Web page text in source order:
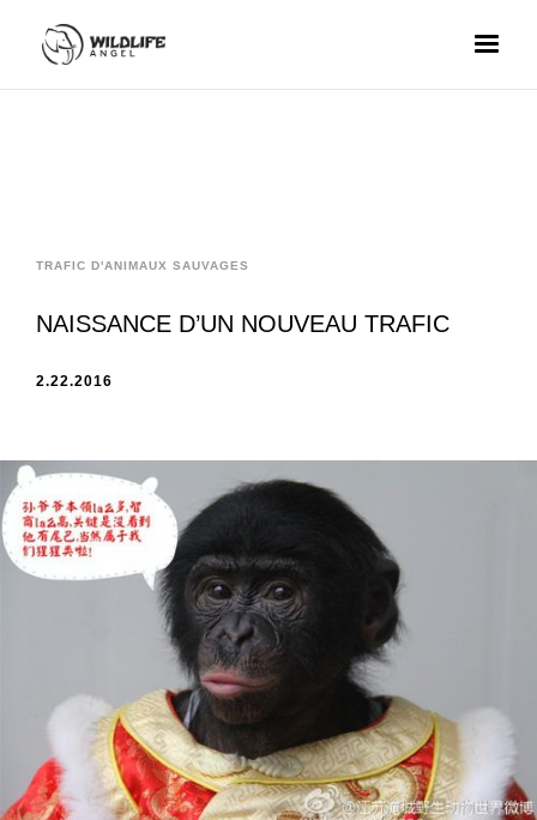
TRAFIC D'ANIMAUX SAUVAGES
NAISSANCE D’UN NOUVEAU TRAFIC
2.22.2016